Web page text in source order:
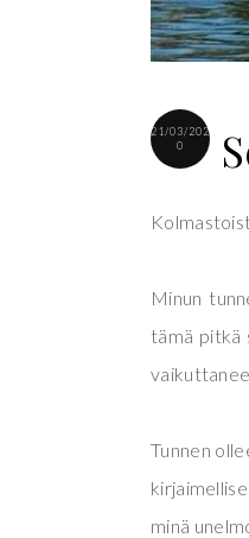
21/03/202
0
Minun
tämä pitkä
Tunnen
minä